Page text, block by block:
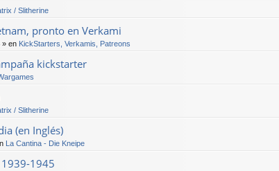
/ Slitherine
pronto en Verkami
» en KickStarters, Verkamis, Patreons
kickstarter
/ Slitherine
(en Inglés)
La Cantina - Die Kneipe
1945